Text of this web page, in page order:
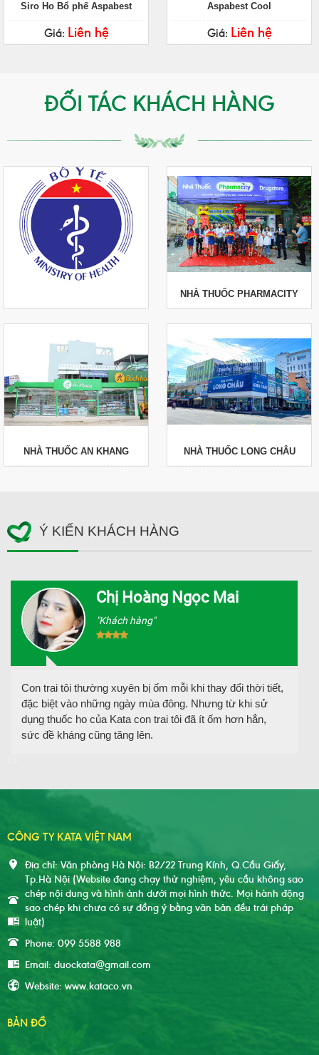
Siro Ho Bổ phế Aspabest
Giá: Liên hệ
Aspabest Cool
Giá: Liên hệ
ĐỐI TÁC KHÁCH HÀNG
NHÀ THUỐC PHARMACITY
NHÀ THUỐC AN KHANG NHÀ THUỐC LONG CHÂU
Ý KIẾN KHÁCH HÀNG
Chị Hoàng Ngọc Mai
"Khách hàng"
Con trai tôi thường xuyên bị ốm mỗi khi thay đổi thời tiết,
đặc biệt vào những ngày mùa đông. Nhưng từ khi sử
dụng thuốc ho của Kata con trai tôi đã ít ốm hơn hẳn,
sức đề kháng cũng tăng lên.
CÔNG TY KATA VIỆT NAM
Địa chỉ: Văn phòng Hà Nội: B2/22 Trung Kính, Q.Cầu Giấy,
Tp.Hà Nội (Website đang chạy thử nghiệm, yêu cầu không sao
chép nội dung và hình ảnh dưới mọi hình thức. Mọi hành động
sao chép khi chưa có sự đồng ý bằng văn bản đều trái pháp
luật)
Phone: 099 5588 988
Email: duockata@gmail.com
Website: www.kataco.vn
BẢN ĐỒ